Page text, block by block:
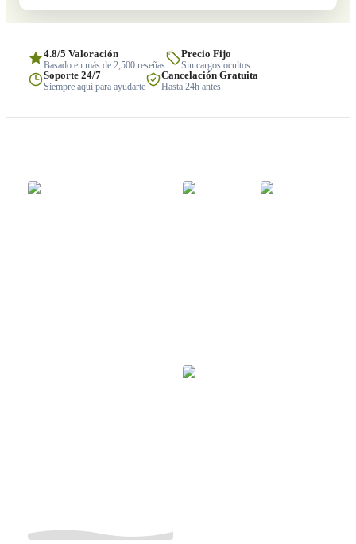
4.8/5 Valoración
Basado en más de 2,500 reseñas
Precio Fijo
Sin cargos ocultos
Soporte 24/7
Siempre aquí para ayudarte
Cancelación Gratuita
Hasta 24h antes